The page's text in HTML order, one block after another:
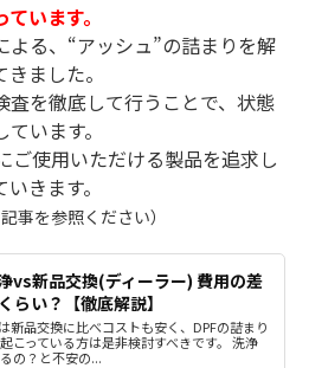
います。
よる、“アッシュ”の詰まりを解
ました。
査を徹底して行うことで、状態
います。
ご使用いただける製品を追求し
きます。
事を参照ください）
vs新品交換(ディーラー) 費用の差
らい？【徹底解説】
新品交換に比べコストも安く、DPFの詰まり
こっている方は是非検討すべきです。 洗浄
の？と不安の...